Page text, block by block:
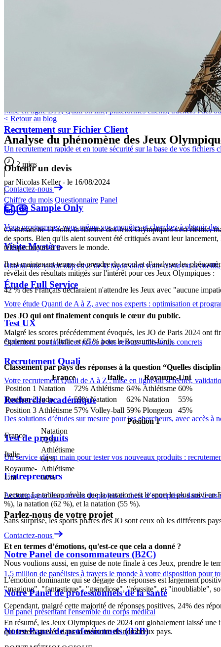
Nous vous accueillons à Paris, Lyon et Lille pour vos focus group,
Optez pour un scripting sur mesure entièrement adapté et
Mise en ligne DIY, Quali on line, plateformes clients, trackers : des
Recrutement sur Fichier Client
Un recrutement rapide et en toute sécurité sur la base de vos fichiers
Obtenir un devis
Contactez-nous
Étude Sample Only
Vous programmez vous-même vos enquêtes et cherchez à obtenir
Visite Mystère
Obtenir une vision objective de la façon dont votre client est
Étude Full Service
Votre étude Quanti de A à Z, avec nos experts : optimisation et
Test UX
Optimisez vos interfaces grâce à des retours utilisateurs concrets
Recrutement Quali
Votre recrutement Quali de A à Z : mise en ligne du screener,
Recherche académique
Des solutions d’études sur mesure pour les chercheurs, avec accès à
Test de produits
Un service clé en main pour tester vos nouveaux produits :
Entrepreneurs
Accompagner les porteurs de projets et chefs d’entreprises dans leurs
Parlez-nous de votre projet
Contactez-nous
Notre Panel de consommateurs (B2C)
1,5 million de panélistes à travers le monde à votre disposition pour
Notre Panel de professionnels de la santé
Un panel présentant l'ensemble du corps médical
Notre Panel de professionnels (B2B)
< Retour au blog
Analyse du phénomène des Jeux
2 mins
|
par Nicolas Keller - le 16/08/2024
|
Chiffre du mois Questionnaire Panel
Ce dimanche 11 août, la flamme des Jeux Olympiques s'est éteinte,
de sports. Bien qu'ils aient souvent été critiqués avant leur
téléspectateurs à travers le monde.
Il est maintenant temps de prendre du recul et d'analyser les
révélait des résultats mitigés sur l'intérêt pour ces Jeux Olympiques :
42 % des Français déclaraient n'attendre les Jeux avec "aucune
Des JO qui ont finalement conquis le cœur du public.
Malgré les scores précédemment évoqués, les JO de Paris 2024 ont
également pour l’Italie et 65 % pour le Royaume-Uni).
Classement par pays des réponses à la question “Quelles
France
Italie
Royaume-Uni
Position 1 Natation 72% Athlétisme 64% Athlétisme 60%
Position 2 Judo 59% Natation 62% Natation
55%
Position 3 Athlétisme 57% Volley-ball 59% Plongeon
45%
Position 1
France
Natation
72%
Italie
Athlétisme
64%
Royaume-
Uni
Athlétisme
60%
Lecture:Le tableau révèle que la natation est le sport le plus suivi
%), la natation (62 %), et la natation (55 %).
Sans surprise, les sports phares des JO sont ceux où les différents
Et en termes d’émotions, qu'est-ce que cela a donné ?
Nous voulions aussi, en guise de note finale à ces Jeux, prendre le
L'émotion dominante qui se dégage des réponses est largement
"magique", "fantastique", "grandiose", "réussite", et "inoubliable",
Cependant, malgré cette majorité de réponses positives, 24% des
En résumé, les Jeux Olympiques de 2024 ont globalement laissé
qui restera gravée dans la mémoire de nombreux pays.